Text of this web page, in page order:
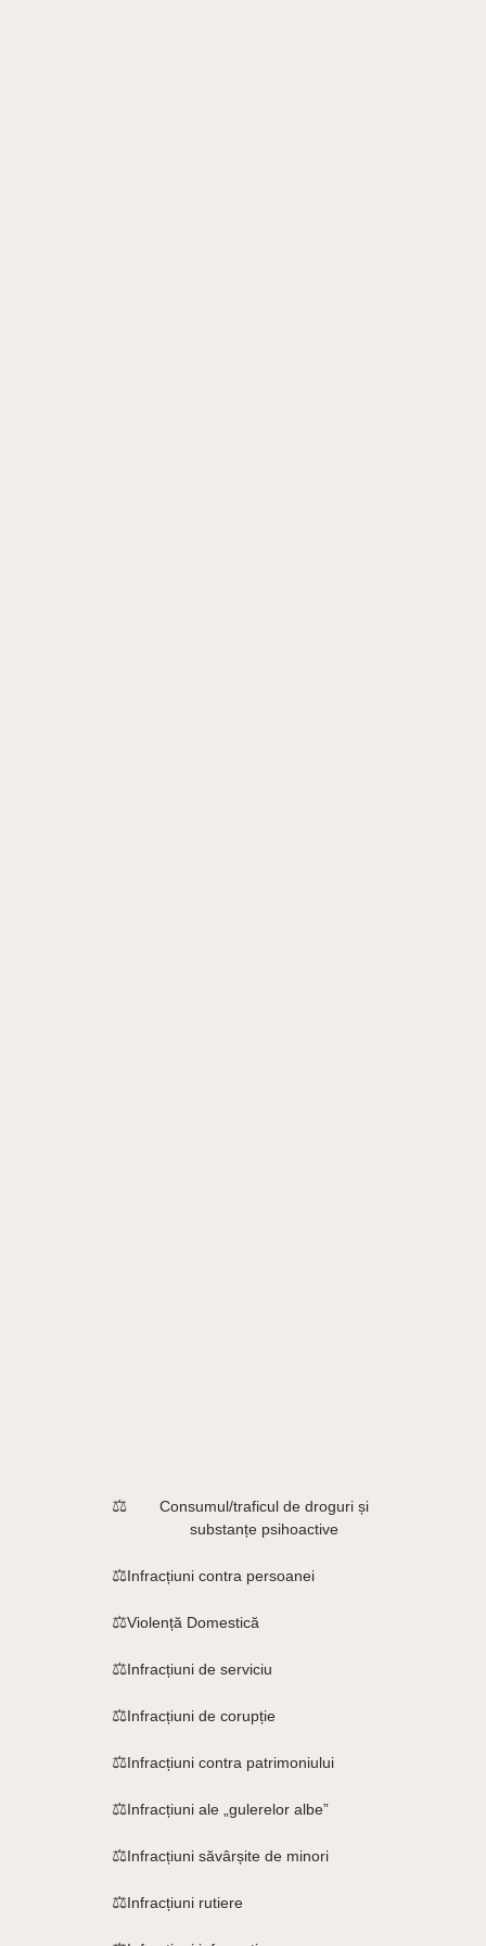
Consumul/traficul de droguri și
substanțe psihoactive
Infracțiuni contra persoanei
Violență Domestică
Infracțiuni de serviciu
Infracțiuni de corupție
Infracțiuni contra patrimoniului
Infracțiuni ale „gulerelor albe”
Infracțiuni săvârșite de minori
Infracțiuni rutiere